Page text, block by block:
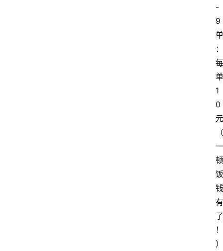
-
9
单
：
每
单
1
0
元
（
一
顿
饭
钱
有
了
！
）